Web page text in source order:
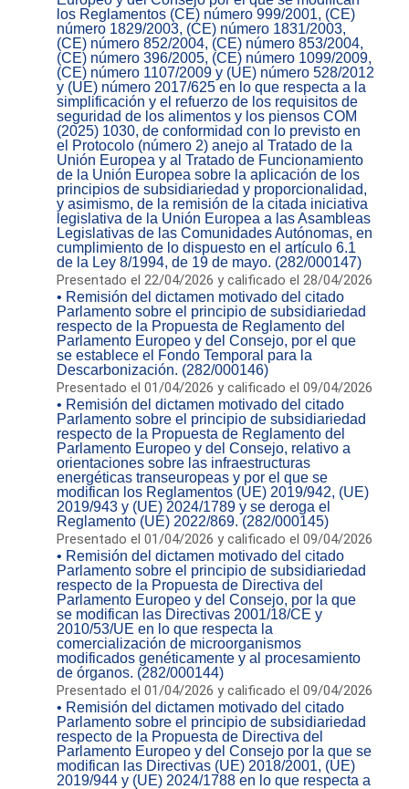
los Reglamentos (CE) número 999/2001, (CE)
número 1829/2003, (CE) número 1831/2003,
(CE) número 852/2004, (CE) número 853/2004,
(CE) número 396/2005, (CE) número 1099/2009,
(CE) número 1107/2009 y (UE) número 528/2012
y (UE) número 2017/625 en lo que respecta a la
simplificación y el refuerzo de los requisitos de
seguridad de los alimentos y los piensos COM
(2025) 1030, de conformidad con lo previsto en
el Protocolo (número 2) anejo al Tratado de la
Unión Europea y al Tratado de Funcionamiento
de la Unión Europea sobre la aplicación de los
principios de subsidiariedad y proporcionalidad,
y asimismo, de la remisión de la citada iniciativa
legislativa de la Unión Europea a las Asambleas
Legislativas de las Comunidades Autónomas, en
cumplimiento de lo dispuesto en el artículo 6.1
de la Ley 8/1994, de 19 de mayo. (282/000147)
Presentado el 22/04/2026 y calificado el 28/04/2026
• Remisión del dictamen motivado del citado
Parlamento sobre el principio de subsidiariedad
respecto de la Propuesta de Reglamento del
Parlamento Europeo y del Consejo, por el que
se establece el Fondo Temporal para la
Descarbonización. (282/000146)
Presentado el 01/04/2026 y calificado el 09/04/2026
• Remisión del dictamen motivado del citado
Parlamento sobre el principio de subsidiariedad
respecto de la Propuesta de Reglamento del
Parlamento Europeo y del Consejo, relativo a
orientaciones sobre las infraestructuras
energéticas transeuropeas y por el que se
modifican los Reglamentos (UE) 2019/942, (UE)
2019/943 y (UE) 2024/1789 y se deroga el
Reglamento (UE) 2022/869. (282/000145)
Presentado el 01/04/2026 y calificado el 09/04/2026
• Remisión del dictamen motivado del citado
Parlamento sobre el principio de subsidiariedad
respecto de la Propuesta de Directiva del
Parlamento Europeo y del Consejo, por la que
se modifican las Directivas 2001/18/CE y
2010/53/UE en lo que respecta la
comercialización de microorganismos
modificados genéticamente y al procesamiento
de órganos. (282/000144)
Presentado el 01/04/2026 y calificado el 09/04/2026
• Remisión del dictamen motivado del citado
Parlamento sobre el principio de subsidiariedad
respecto de la Propuesta de Directiva del
Parlamento Europeo y del Consejo por la que se
modifican las Directivas (UE) 2018/2001, (UE)
2019/944 y (UE) 2024/1788 en lo que respecta a